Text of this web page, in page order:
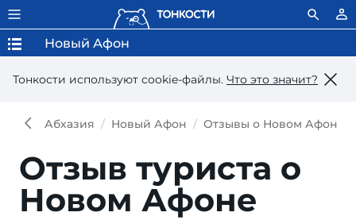
Тонкости используют сookie-файлы. Что это значит?
Новый Афон
Абхазия Новый Афон Отзывы о Новом Афоне
Отзыв туриста о
Новом Афоне